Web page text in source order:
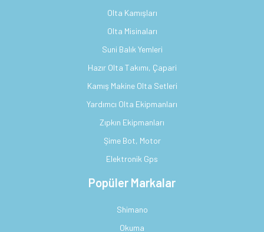
Olta Kamışları
Olta Misinaları
Suni Balık Yemleri
Hazır Olta Takımı, Çapari
Kamış Makine Olta Setleri
Yardımcı Olta Ekipmanları
Zıpkın Ekipmanları
Şime Bot, Motor
Elektronik Gps
Popüler Markalar
Shimano
Okuma